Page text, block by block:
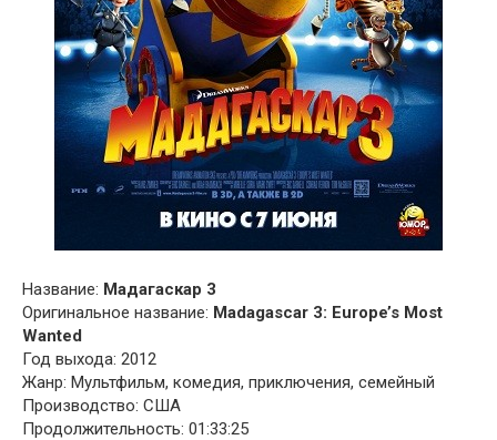
Название: Мадагаскар 3
Оригинальное название: Madagascar 3: Europe’s Most
Wanted
Год выхода: 2012
Жанр: Мультфильм, комедия, приключения, семейный
Производство: США
Продолжительность: 01:33:25